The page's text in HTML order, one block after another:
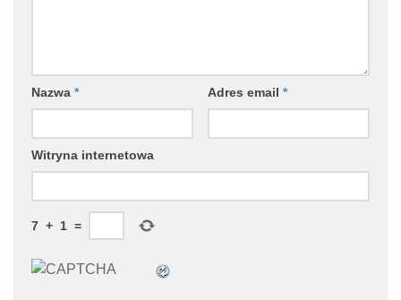
Nazwa * Adres email *
Witryna internetowa
7 + 1 =